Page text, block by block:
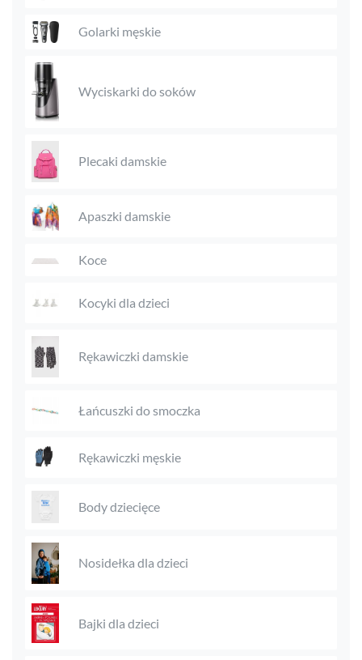
Golarki męskie
Wyciskarki do soków
Plecaki damskie
Apaszki damskie
Koce
Kocyki dla dzieci
Rękawiczki damskie
Łańcuszki do smoczka
Rękawiczki męskie
Body dziecięce
Nosidełka dla dzieci
Bajki dla dzieci